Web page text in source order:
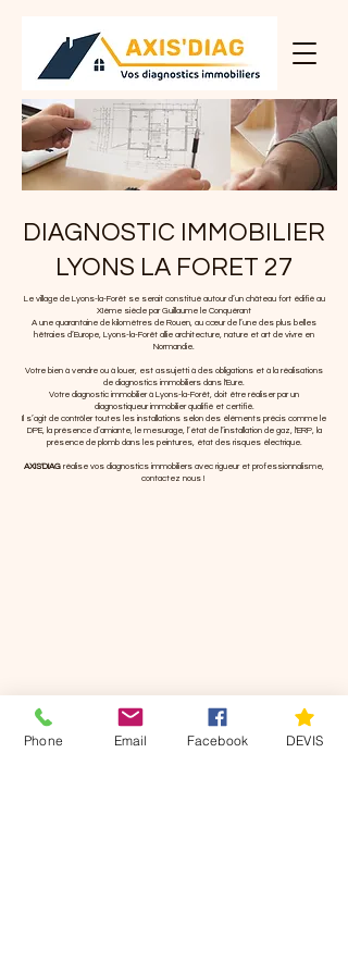
DIAGNOSTIC IMMOBILIER
LYONS LA FORET 27
Le village de Lyons-la-Forêt se serait constitué autour d’un château fort édifié au
XIème siècle par Guillaume le Conquérant
A une quarantaine de kilomètres de Rouen, au cœur de l’une des plus belles
hêtraies d’Europe, Lyons-la-Forêt allie architecture, nature et art de vivre en
Normandie.
Votre bien à vendre ou à louer, est assujetti à des obligations et à la réalisations
de diagnostics immobiliers dans l'Eure.
Votre diagnostic immobilier à Lyons-la-Forêt, doit être réaliser par un
diagnostiqueur immobilier qualifié et certifié.
Il s’agit de contrôler toutes les installations selon des éléments précis comme le
DPE, la présence d’amiante, le mesurage, l’état de l’installation de gaz, l'ERP, la
présence de plomb dans les peintures, état des risques électrique.
AXIS'DIAG réalise vos diagnostics immobiliers avec rigueur et professionnalisme,
contactez nous !
Phone Email Facebook DEVIS